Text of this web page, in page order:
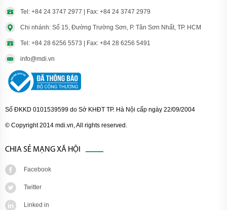
Tel: +84 24 3747 2977 | Fax: +84 24 3747 2979
Chi nhánh: Số 15, Đường Trường Sơn, P. Tân Sơn Nhất, TP. HCM
Tel: +84 28 6256 5573 | Fax: +84 28 6256 5491
info@mdi.vn
Số ĐKKD 0101539599 do Sở KHĐT TP. Hà Nội cấp ngày 22/09/2004
© Copyright 2014 mdi.vn, All rights reserved.
CHIA SẺ MẠNG XÃ HỘI
Facebook
Twitter
Linked in